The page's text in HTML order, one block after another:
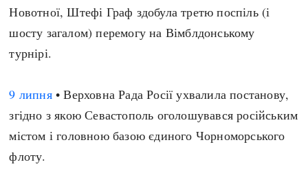
Новотної, Штефі Граф здобула третю поспіль (і
шосту загалом) перемогу на Вімблдонському
турнірі.
9 липня• Верховна Рада Росії ухвалила постанову,
згідно з якою Севастополь оголошувався російським
містом і головною базою єдиного Чорноморського
флоту.